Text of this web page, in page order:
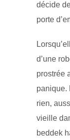
décide
porte
d’une
prostrée
panique.
rien,
vieille
beddek